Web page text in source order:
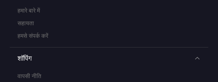
हमारे बारे में
सहायता
हमसे संपर्क करें
शॉपिंग
वापसी नीति